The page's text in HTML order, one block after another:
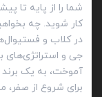
شما را از پایه‌ تا
کار شوید. چه
در کلاب و
جی و استراتژی‌های
آموخت، به یک
برای شروع از صفر،